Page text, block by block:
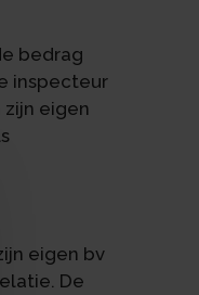
bedrag
inspecteur
eigen
eigen bv
De